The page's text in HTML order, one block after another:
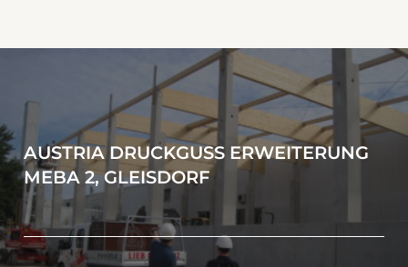
AUSTRIA DRUCKGUSS ERWEITERUNG
MEBA 2, GLEISDORF